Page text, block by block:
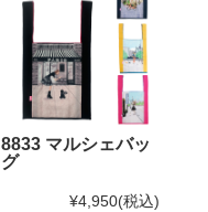
8833 マルシェバッ
グ
¥4,950(税込)